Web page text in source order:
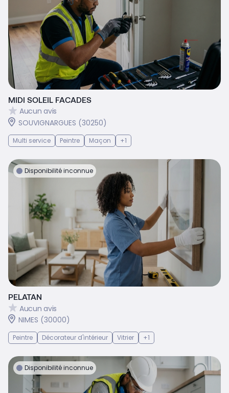
MIDI SOLEIL FACADES
Aucun avis
SOUVIGNARGUES (30250)
Multi service Peintre Maçon +1
Disponibilité inconnue
PELATAN
Aucun avis
NIMES (30000)
Peintre Décorateur d'intérieur Vitrier +1
Disponibilité inconnue